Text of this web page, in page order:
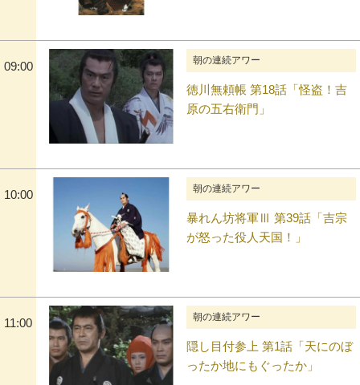
09:00 朝の連続アワー
徳川無頼帳 第18話「怪盗！吉
原の五右衛門」
10:00 朝の連続アワー
暴れん坊将軍Ⅲ 第39話「吉宗
が怒った役人天国！」
11:00 朝の連続アワー
隠し目付参上 第1話「天にのぼ
ったか地にもぐったか」